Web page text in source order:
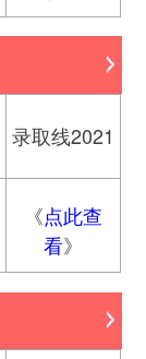
录取线2021
《点此查
看》